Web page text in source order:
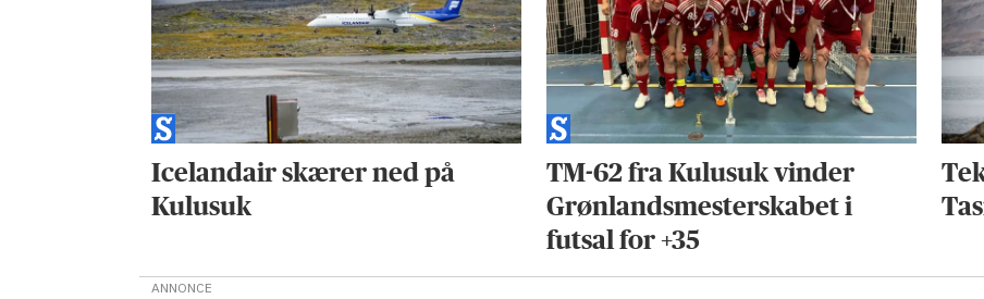
Icelandair skærer ned på
Kulusuk
TM-62 fra Kulusuk vinder
Grønlandsmesterskabet i
futsal for +35
ANNONCE